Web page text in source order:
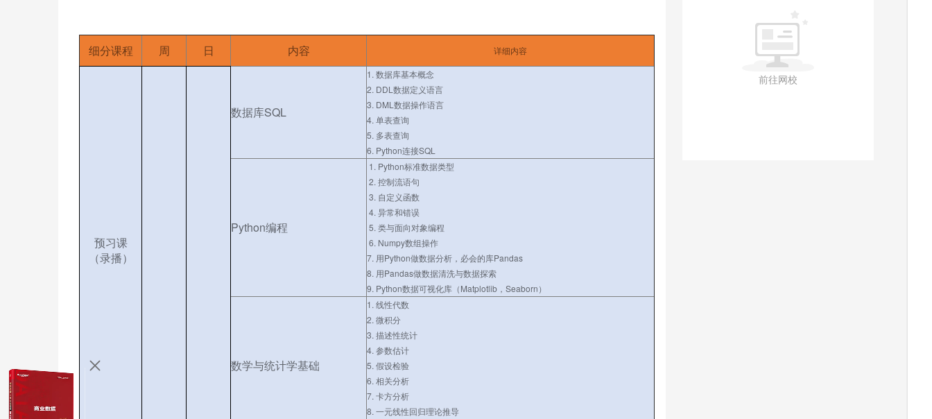
细分课程 周 日 内容 详细内容
预习课
（录播）
数据库SQL
1. 数据库基本概念
2. DDL数据定义语言
3. DML数据操作语言
4. 单表查询
5. 多表查询
6. Python连接SQL
Python编程
1. Python标准数据类型
2. 控制流语句
3. 自定义函数
4. 异常和错误
5. 类与面向对象编程
6. Numpy数组操作
7. 用Python做数据分析，必会的库Pandas
8. 用Pandas做数据清洗与数据探索
9. Python数据可视化库（Matplotlib，Seaborn）
数学与统计学基础
1. 线性代数
2. 微积分
3. 描述性统计
4. 参数估计
5. 假设检验
6. 相关分析
7. 卡方分析
8. 一元线性回归理论推导
前往网校